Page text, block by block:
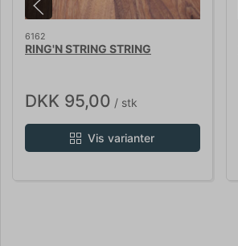
6162
RING'N STRING STRING
DKK 95,00 / stk
Vis varianter